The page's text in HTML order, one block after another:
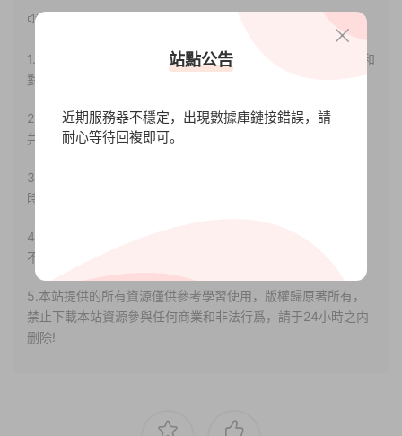
1.本站部分内容轉載自其它媒體，但并不代表本站贊同其觀點和
對其真實性負責。
2.若您需要商業運營或用于其他商業活動，請您購買正版授權
并合法使用。
3.如果本站有侵犯、不妥之處的資源，請聯系我們。将會第一
時間解決！
4.本站部分内容均由互聯網收集整理，僅供大家參考、學習，
不存在任何商業目的與商業用途。
5.本站提供的所有資源僅供參考學習使用，版權歸原著所有，
禁止下載本站資源參與任何商業和非法行爲，請于24小時之内
删除!
站點公告
近期服務器不穩定，出現數據庫鏈接錯誤，請
耐心等待回複即可。